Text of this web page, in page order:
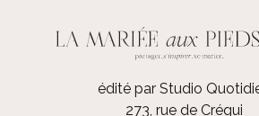
édité par Studio
273, rue de Créqui